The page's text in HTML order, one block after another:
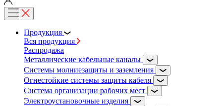
Продукция
Вся продукция
Распродажа
Металлические кабельные каналы
Системы молниезащиты и заземления
Огнестойкие системы защиты кабеля
Система организации рабочих мест
Электроустановочные изделия